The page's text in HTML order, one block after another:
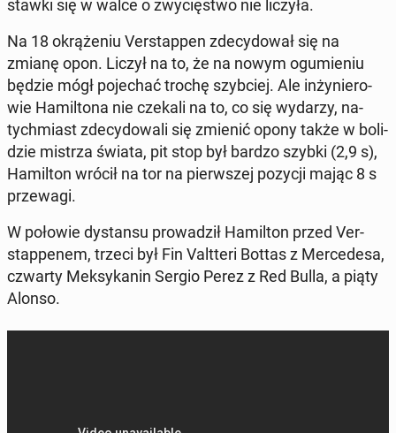
stawki się w walce o zwy­cię­stwo nie liczyła.
Na 18 okrą­że­niu Ver­stap­pen zde­cy­do­wał się na
zmianę opon. Liczył na to, że na nowym ogu­mie­niu
będzie mógł po­je­chać trochę szyb­ciej. Ale in­ży­nie­ro­
wie Ha­mil­to­na nie czekali na to, co się wydarzy, na­
tych­miast zde­cy­do­wa­li się zmienić opony także w bo­li­
dzie mistrza świata, pit stop był bardzo szybki (2,9 s),
Ha­mil­ton wrócił na tor na pierw­szej pozycji mając 8 s
prze­wa­gi.
W połowie dy­stan­su pro­wa­dził Ha­mil­ton przed Ver­
stap­pe­nem, trzeci był Fin Valt­te­ri Bottas z Mer­ce­de­sa,
czwarty Mek­sy­ka­nin Sergio Perez z Red Bulla, a piąty
Alonso.